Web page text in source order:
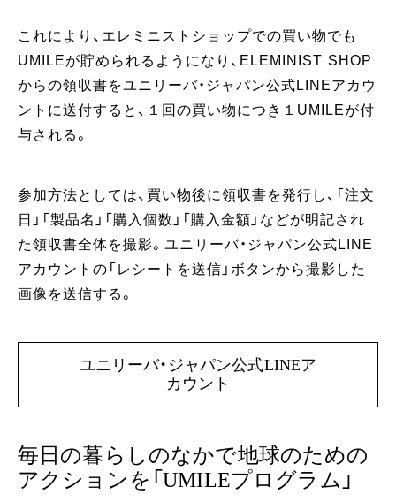
これにより、エレミニストショップでの買い物でも
UMILEが貯められるようになり、ELEMINIST SHOP
からの領収書をユニリーバ・ジャパン公式LINEアカウ
ントに送付すると、１回の買い物につき１UMILEが付
与される。
参加方法としては、買い物後に領収書を発行し、「注文
日」「製品名」「購入個数」「購入金額」などが明記され
た領収書全体を撮影。ユニリーバ・ジャパン公式LINE
アカウントの「レシートを送信」ボタンから撮影した
画像を送信する。
ユニリーバ・ジャパン公式LINEア
カウント
毎日の暮らしのなかで地球のための
アクションを「UMILEプログラム」